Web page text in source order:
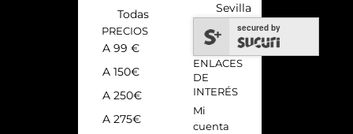
Todas
PRECIOS
A 99 €
A 150€
A 250€
A 275€
Sevilla
secured by
ENLACES
DE
INTERÉS
Mi
cuenta